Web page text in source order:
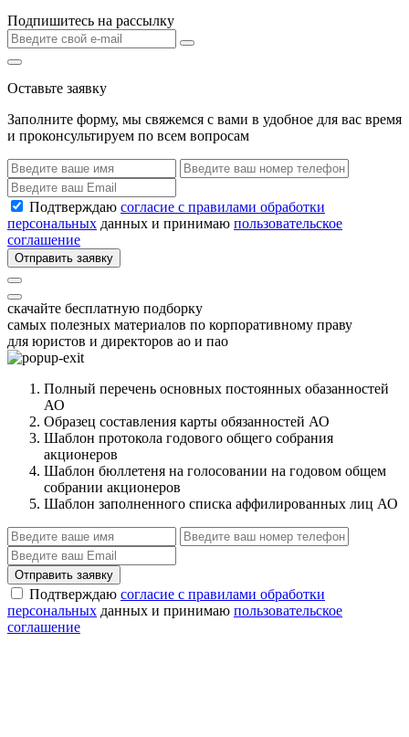
Подпишитесь на рассылку
Оставьте заявку
Заполните форму, мы свяжемся с вами в удобное для вас время
и проконсультируем по всем вопросам
Подтверждаю согласие с правилами обработки
персональных данных и принимаю пользовательское
соглашение
Отправить заявку
скачайте бесплатную подборку
самых полезных материалов по корпоративному праву
для юристов и директоров ао и пао
Полный перечень основных постоянных обазанностей
АО
Образец составления карты обязанностей АО
Шаблон протокола годового общего собрания
акционеров
Шаблон бюллетеня на голосовании на годовом общем
собрании акционеров
Шаблон заполненного списка аффилированных лиц АО
Отправить заявку
Подтверждаю согласие с правилами обработки
персональных данных и принимаю пользовательское
соглашение